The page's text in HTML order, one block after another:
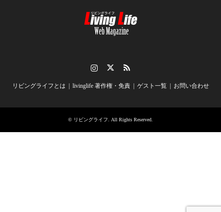
リビングライフとは livinglife 著作権・免責 ゲスト一覧 お問い合わせ
© リビングライフ . All Rights Reserved.